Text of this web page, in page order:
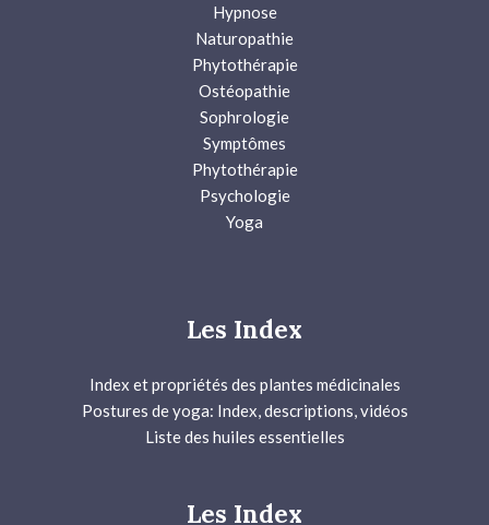
Hypnose
Naturopathie
Phytothérapie
Ostéopathie
Sophrologie
Symptômes
Phytothérapie
Psychologie
Yoga
Les Index
Index et propriétés des plantes médicinales
Postures de yoga: Index, descriptions, vidéos
Liste des huiles essentielles
Les Index